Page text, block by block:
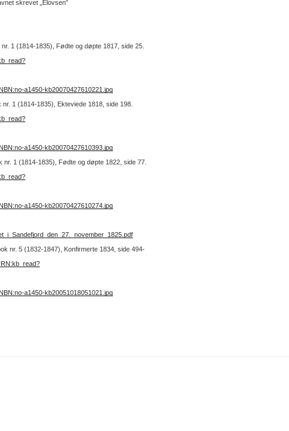
skrevet „Elovsen”
1 (1814-1835), Fødte og døpte 1817, side 25.
a1450-kb20070427610221.jpg
1 (1814-1835), Ekteviede 1818, side 198.
a1450-kb20070427610393.jpg
1 (1814-1835), Fødte og døpte 1822, side 77.
a1450-kb20070427610274.jpg
nr. 5 (1832-1847), Konfirmerte 1834, side 494-
a1450-kb20051018051021.jpg